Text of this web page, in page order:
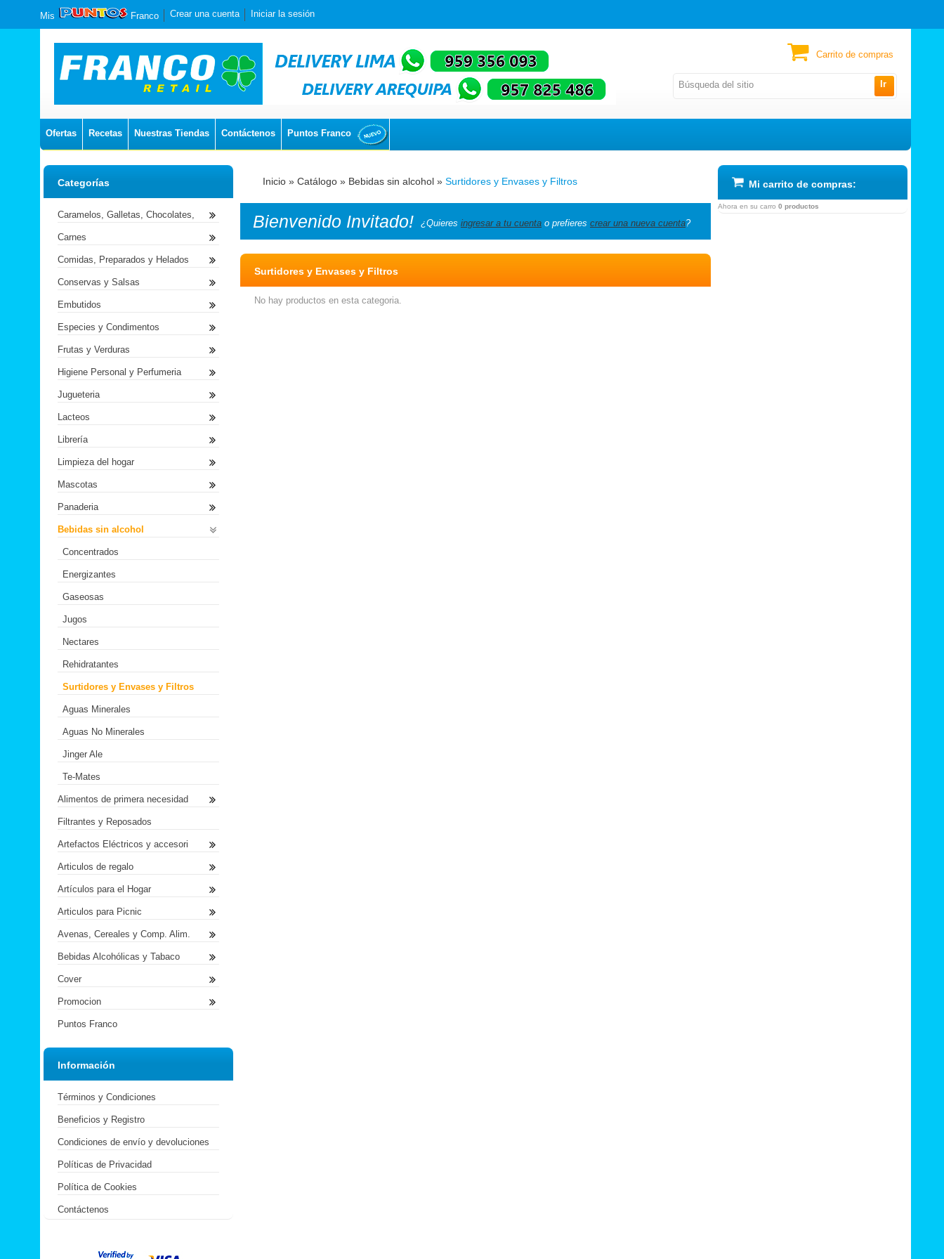
Ir
Mis Franco Crear una cuenta Iniciar la sesión
Ofertas Recetas Nuestras Tiendas Contáctenos Puntos Franco
Carrito de compras
Inicio » Catálogo » Bebidas sin alcohol » Surtidores y Envases y Filtros
Bienvenido Invitado! ¿Quieres ingresar a tu cuenta o prefieres crear una nueva cuenta?
Surtidores y Envases y Filtros
No hay productos en esta categoria.
Categorías
Caramelos, Galletas, Chocolates,
Carnes
Comidas, Preparados y Helados
Conservas y Salsas
Embutidos
Especies y Condimentos
Frutas y Verduras
Higiene Personal y Perfumeria
Jugueteria
Lacteos
Librería
Limpieza del hogar
Mascotas
Panaderia
Bebidas sin alcohol
Concentrados
Energizantes
Gaseosas
Jugos
Nectares
Rehidratantes
Surtidores y Envases y Filtros
Aguas Minerales
Aguas No Minerales
Jinger Ale
Te-Mates
Alimentos de primera necesidad
Filtrantes y Reposados
Artefactos Eléctricos y accesori
Articulos de regalo
Artículos para el Hogar
Articulos para Picnic
Avenas, Cereales y Comp. Alim.
Bebidas Alcohólicas y Tabaco
Cover
Promocion
Puntos Franco
Información
Términos y Condiciones
Beneficios y Registro
Condiciones de envío y devoluciones
Políticas de Privacidad
Política de Cookies
Contáctenos
Mi carrito de compras:
Ahora en su carro 0 productos